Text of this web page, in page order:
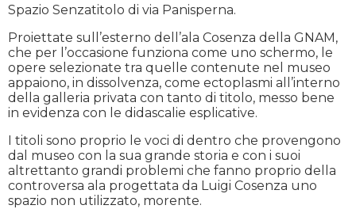
Spazio Senzatitolo di via Panisperna.
Proiettate sull’esterno dell’ala Cosenza della GNAM,
che per l’occasione funziona come uno schermo, le
opere selezionate tra quelle contenute nel museo
appaiono, in dissolvenza, come ectoplasmi all’interno
della galleria privata con tanto di titolo, messo bene
in evidenza con le didascalie esplicative.
I titoli sono proprio le voci di dentro che provengono
dal museo con la sua grande storia e con i suoi
altrettanto grandi problemi che fanno proprio della
controversa ala progettata da Luigi Cosenza uno
spazio non utilizzato, morente.